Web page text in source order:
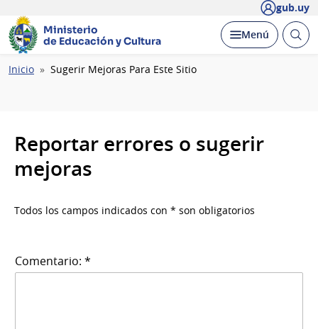
gub.uy
Ministerio
de Educación y Cultura
Desplegar
Menú Abrir
Ruta
Inicio Sugerir Mejoras Para Este Sitio
Reportar errores o sugerir
mejoras
Todos los campos indicados con * son obligatorios
Comentario: *